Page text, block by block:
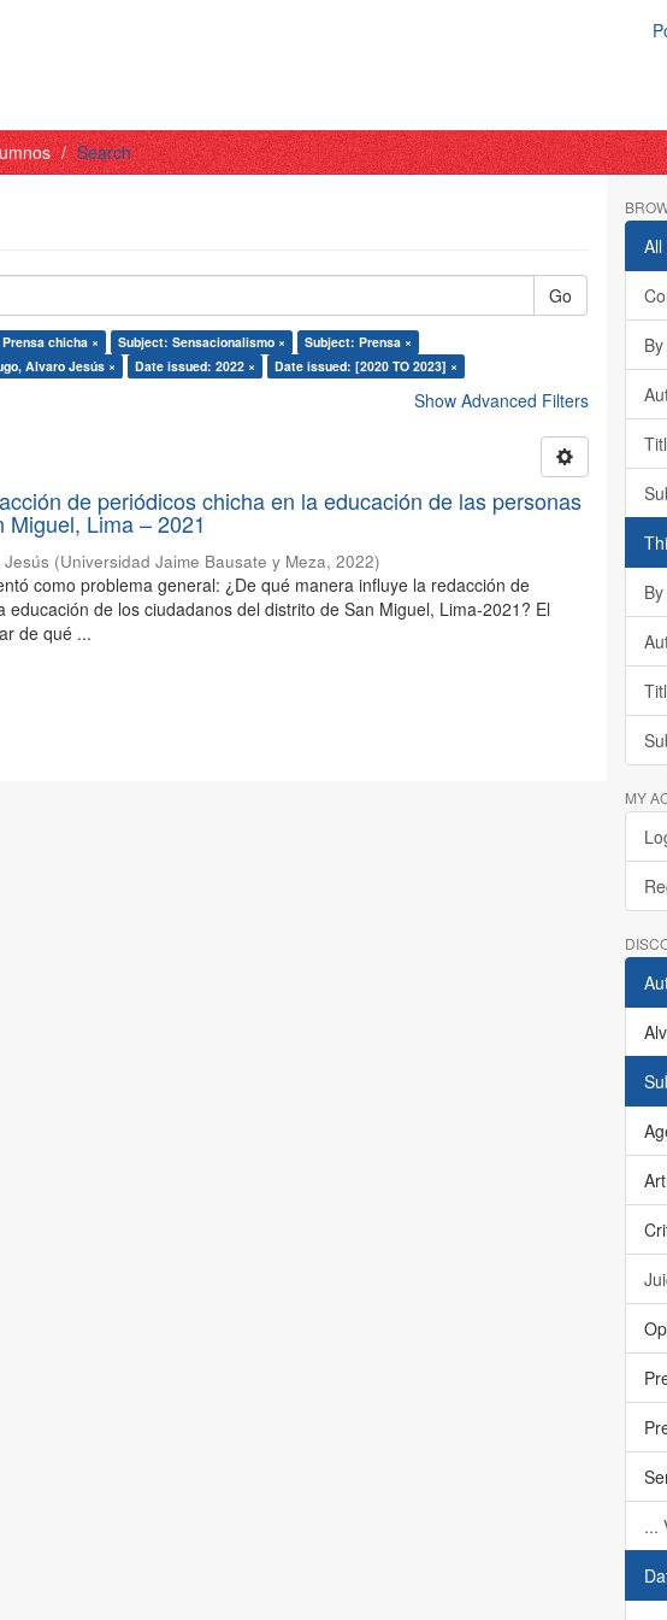
Search
Go
chicha × Subject: Sensacionalismo ×
Subject: Prensa ×
Alvaro Jesús × Date issued: 2022 × Date issued: [2020 TO 2023] ×
Show Advanced Filters
de periódicos chicha en la educación de las personas
Lima – 2021
(Universidad Jaime Bausate y Meza,2022)
como problema general: ¿De qué manera influye la redacción de
educación de los ciudadanos del distrito de San Miguel, Lima-2021? El
de qué ...
All
MY
...